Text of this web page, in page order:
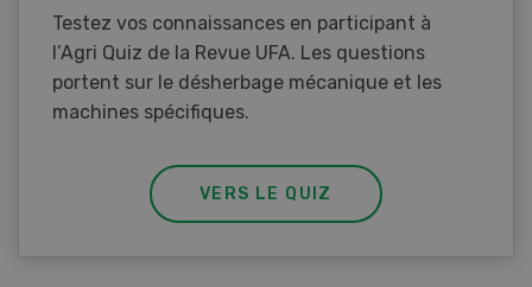
Testez vos connaissances en participant à
l’Agri Quiz de la Revue UFA. Les questions
portent sur le désherbage mécanique et les
machines spécifiques.
VERS LE QUIZ